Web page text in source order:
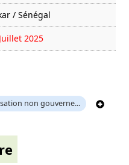
/ Sénégal
2025
non gouverne...